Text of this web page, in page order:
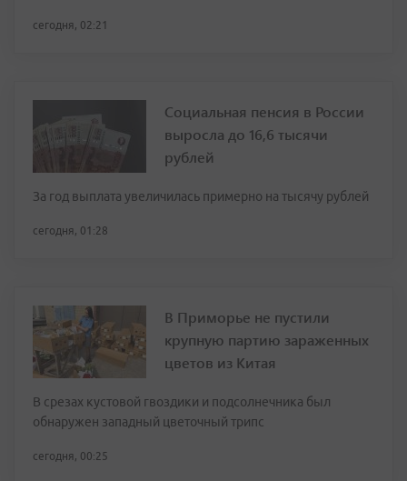
сегодня, 02:21
Социальная пенсия в России
выросла до 16,6 тысячи
рублей
За год выплата увеличилась примерно на тысячу рублей
сегодня, 01:28
В Приморье не пустили
крупную партию зараженных
цветов из Китая
В срезах кустовой гвоздики и подсолнечника был
обнаружен западный цветочный трипс
сегодня, 00:25